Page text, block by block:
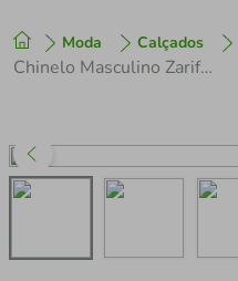
Moda Calçados
Chinelo Masculino Zariff Estampado
1º tenis
perfume